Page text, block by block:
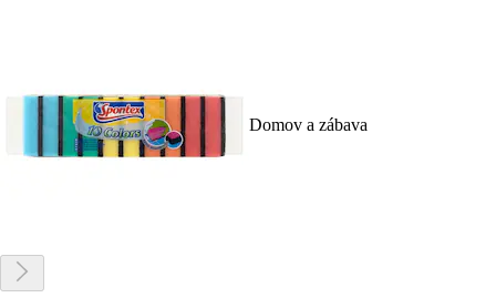
Domov a zábava